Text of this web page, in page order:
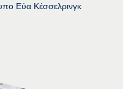
Εύα Κέσσελρινγκ